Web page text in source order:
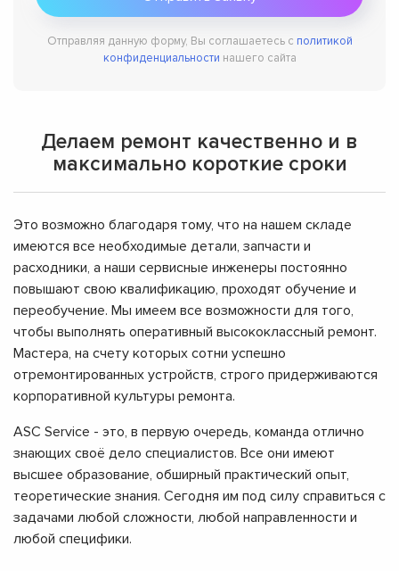
Отправляя данную форму, Вы соглашаетесь с политикой
конфиденциальности нашего сайта
Делаем ремонт качественно и в
максимально короткие сроки
Это возможно благодаря тому, что на нашем складе
имеются все необходимые детали, запчасти и
расходники, а наши сервисные инженеры постоянно
повышают свою квалификацию, проходят обучение и
переобучение. Мы имеем все возможности для того,
чтобы выполнять оперативный высококлассный ремонт.
Мастера, на счету которых сотни успешно
отремонтированных устройств, строго придерживаются
корпоративной культуры ремонта.
ASC Service - это, в первую очередь, команда отлично
знающих своё дело специалистов. Все они имеют
высшее образование, обширный практический опыт,
теоретические знания. Сегодня им под силу справиться с
задачами любой сложности, любой направленности и
любой специфики.